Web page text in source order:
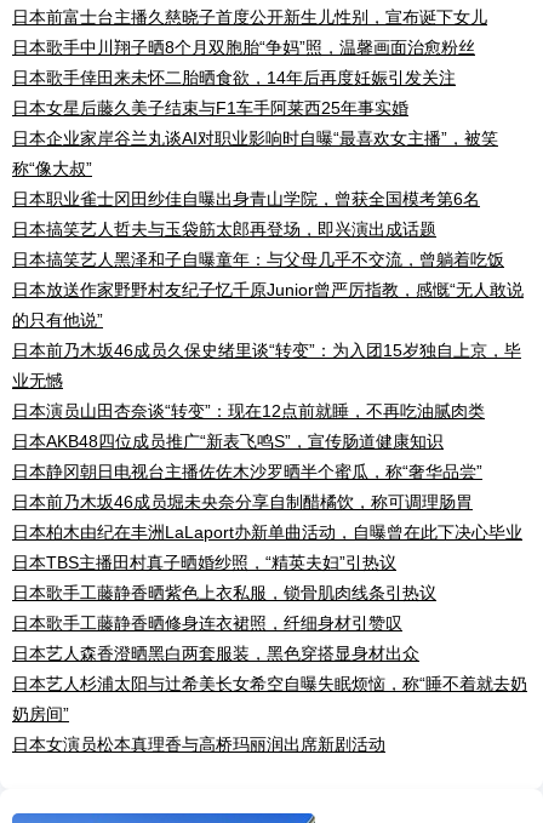
日本前富士台主播久慈晓子首度公开新生儿性别，宣布诞下女儿
日本歌手中川翔子晒8个月双胞胎“争妈”照，温馨画面治愈粉丝
日本歌手倖田来未怀二胎晒食欲，14年后再度妊娠引发关注
日本女星后藤久美子结束与F1车手阿莱西25年事实婚
日本企业家岸谷兰丸谈AI对职业影响时自曝“最喜欢女主播”，被笑
称“像大叔”
日本职业雀士冈田纱佳自曝出身青山学院，曾获全国模考第6名
日本搞笑艺人哲夫与玉袋筋太郎再登场，即兴演出成话题
日本搞笑艺人黑泽和子自曝童年：与父母几乎不交流，曾躺着吃饭
日本放送作家野野村友纪子忆千原Junior曾严厉指教，感慨“无人敢说
的只有他说”
日本前乃木坂46成员久保史绪里谈“转变”：为入团15岁独自上京，毕
业无憾
日本演员山田杏奈谈“转变”：现在12点前就睡，不再吃油腻肉类
日本AKB48四位成员推广“新表飞鸣S”，宣传肠道健康知识
日本静冈朝日电视台主播佐佐木沙罗晒半个蜜瓜，称“奢华品尝”
日本前乃木坂46成员堀未央奈分享自制醋橘饮，称可调理肠胃
日本柏木由纪在丰洲LaLaport办新单曲活动，自曝曾在此下决心毕业
日本TBS主播田村真子晒婚纱照，“精英夫妇”引热议
日本歌手工藤静香晒紫色上衣私服，锁骨肌肉线条引热议
日本歌手工藤静香晒修身连衣裙照，纤细身材引赞叹
日本艺人森香澄晒黑白两套服装，黑色穿搭显身材出众
日本艺人杉浦太阳与辻希美长女希空自曝失眠烦恼，称“睡不着就去奶
奶房间”
日本女演员松本真理香与高桥玛丽润出席新剧活动